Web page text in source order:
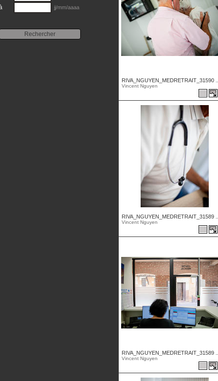
RIVA_NGUYEN_MEDRETRAIT_31590
Vincent Nguyen
RIVA_NGUYEN_MEDRETRAIT_31589
Vincent Nguyen
RIVA_NGUYEN_MEDRETRAIT_31589
Vincent Nguyen
jj/mm/aaaa